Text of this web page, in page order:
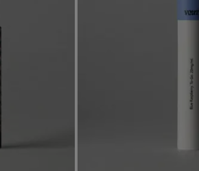
att lämna
får du pant